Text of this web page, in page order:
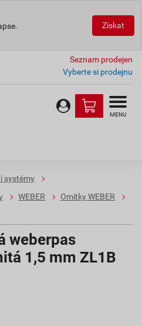
Získat
Seznam prodejen
Vyberte si prodejnu
MENU
systémy
WEBER
Omítky WEBER
weberpas
1,5 mm ZL1B